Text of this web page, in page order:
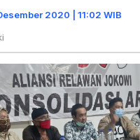
2020 | 11:02 WIB